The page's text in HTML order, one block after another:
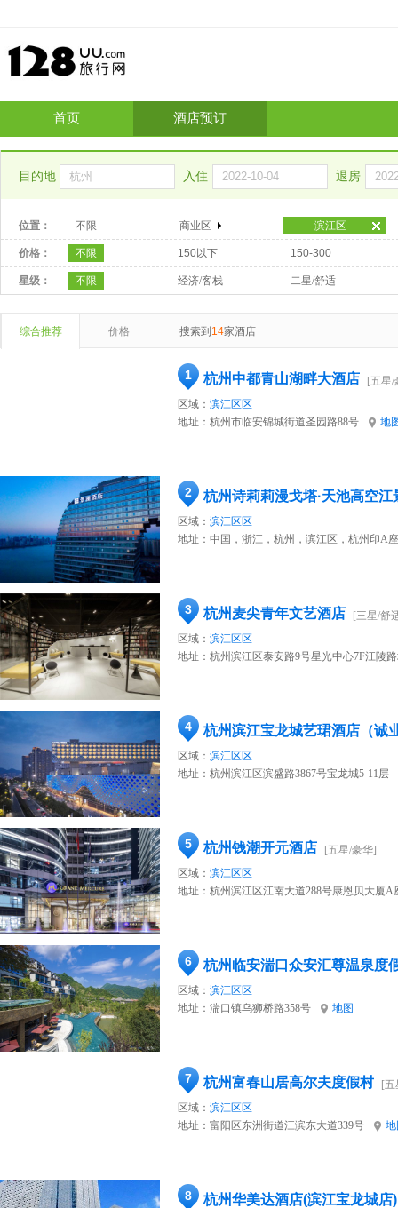
首页 酒店预订
目的地 入住 退房
位置： 不限 商业区 滨江区
价格： 不限 150以下 150-300
星级： 不限 经济/客栈 二星/舒适
综合推荐 价格 搜索到 14家酒店
1 杭州中都青山湖畔大酒店
[五星/
区域： 滨江区区
地址： 杭州市临安锦城街道圣园路88号 地
2 杭州诗莉莉漫戈塔·天池高空江
区域： 滨江区区
地址： 中国，浙江，杭州，滨江区，杭州印A
3 杭州麦尖青年文艺酒店
[三星/舒
区域： 滨江区区
地址： 杭州滨江区泰安路9号星光中心7F江陵
4 杭州滨江宝龙城艺珺酒店（诚
区域： 滨江区区
地址： 杭州滨江区滨盛路3867号宝龙城5-11层
5 杭州钱潮开元酒店
[五星/豪华]
区域： 滨江区区
地址： 杭州滨江区江南大道288号康恩贝大厦A
6 杭州临安湍口众安汇尊温泉度
区域： 滨江区区
地址： 湍口镇乌狮桥路358号 地图
7 杭州富春山居高尔夫度假村
[
区域： 滨江区区
地址： 富阳区东洲街道江滨东大道339号
8 杭州华美达酒店(滨江宝龙城店)